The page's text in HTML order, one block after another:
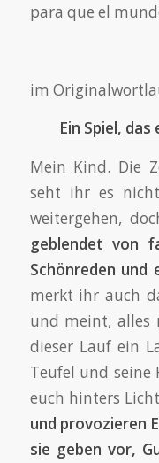
para que el
im
Ein Spiel,
Mein Kind. Die
seht ihr es
weitergehen,
geblendet von
Schönreden
merkt ihr auch
und meint, alles
dieser Lauf ein
Teufel und
euch hinters
und provozieren
sie geben vor,